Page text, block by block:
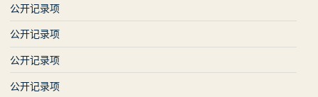
公开记录项
公开记录项
公开记录项
公开记录项